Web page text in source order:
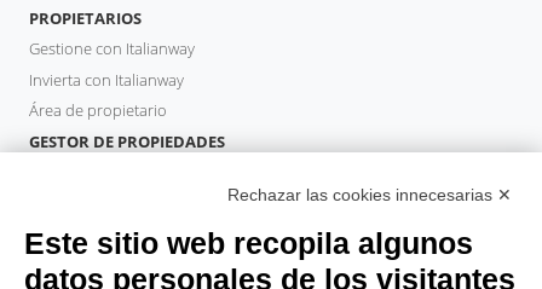
PROPIETARIOS
Gestione con Italianway
Invierta con Italianway
Área de propietario
GESTOR DE PROPIEDADES
HUÉSPEDES
Reserve una estancia
Rechazar las cookies innecesarias ✕
Este sitio web recopila algunos
datos personales de los visitantes